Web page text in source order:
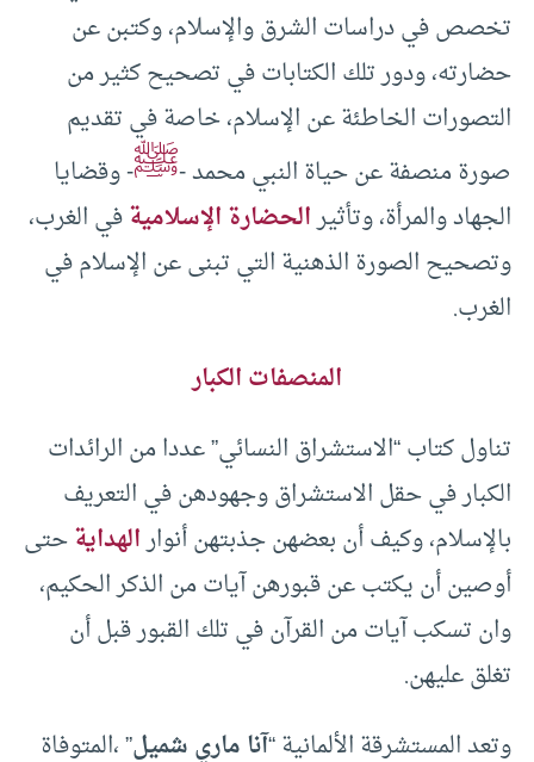
تخصص في دراسات الشرق والإسلام، وكتبن عن
حضارته، ودور تلك الكتابات في تصحيح كثير من
التصورات الخاطئة عن الإسلام، خاصة في تقديم
صورة منصفة عن حياة النبي محمد -ﷺ- وقضايا
الجهاد والمرأة، وتأثيرالحضارة الإسلاميةفي الغرب،
وتصحيح الصورة الذهنية التي تبنى عن الإسلام في
الغرب.
المنصفات الكبار
تناول كتاب “الاستشراق النسائي” عددا من الرائدات
الكبار في حقل الاستشراق وجهودهن في التعريف
بالإسلام، وكيف أن بعضهن جذبتهن أنوارالهدايةحتى
أوصين أن يكتب عن قبورهن آيات من الذكر الحكيم،
وان تسكب آيات من القرآن في تلك القبور قبل أن
تغلق عليهن.
وتعد المستشرقة الألمانية “آنا ماري شميل” ،المتوفاة